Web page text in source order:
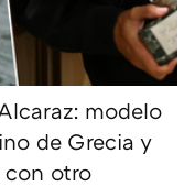
modelo
de Grecia y
con otro